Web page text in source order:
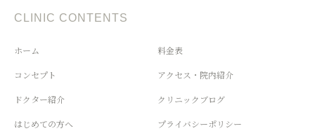
CLINIC CONTENTS
ホーム
コンセプト
ドクター紹介
はじめての方へ
料金表
アクセス・院内紹介
クリニックブログ
プライバシーポリシー